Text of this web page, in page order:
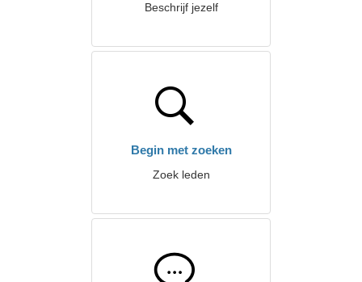
Beschrijf jezelf
Begin met zoeken
Zoek leden